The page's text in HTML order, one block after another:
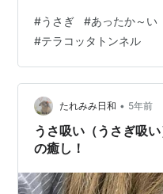
わりと暖かいつきの体温
い幸福感を感じます。私
るのですが、特につきの
はじっと目を閉じるんで
ありません(≧▽≦)ママと
るのでしょうか。と…
#うさぎ #あったか～い
#テラコッタトンネル
たれみみ日和 • 5年前
うさ吸い（うさぎ吸
の癒し！